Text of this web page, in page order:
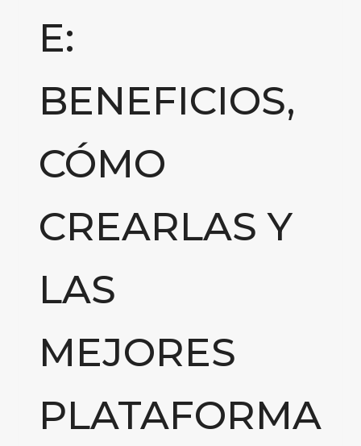
E:
BENEFICIOS,
CÓMO
CREARLAS Y
LAS
MEJORES
PLATAFORMA